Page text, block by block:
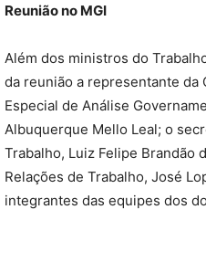
Reunião no MGI
Além dos ministros do
da reunião a representante da
Especial de Análise
Albuquerque Mello Leal; o
Trabalho, Luiz Felipe Brandão
Relações de Trabalho, José
integrantes das equipes dos